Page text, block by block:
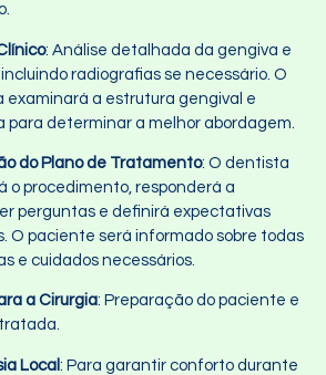
: Análise detalhada da gengiva e
radiografias se necessário. O
examinará a estrutura gengival e
para determinar a melhor abordagem.
do Plano de Tratamento: O dentista
o procedimento, responderá a
perguntas e definirá expectativas
O paciente será informado sobre todas
e cuidados necessários.
a Cirurgia: Preparação do paciente e
Local : Para garantir conforto durante